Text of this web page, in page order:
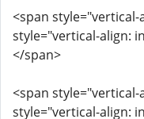
<span
style="vertical-align:
</span>
<span
style="vertical-align: